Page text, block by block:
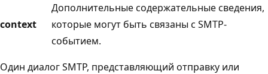
context
Дополнительные содержательные сведения,
которые могут быть связаны с SMTP-
событием.
Один диалог SMTP, представляющий отправку или